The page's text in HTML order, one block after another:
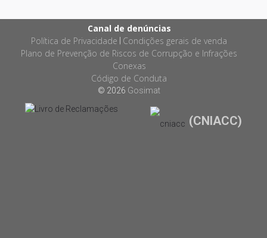
Canal de denúncias
Política de Privacidade Condições gerais de venda
Plano de Prevenção de Riscos de Corrupção e Infrações
Conexas
Código de Conduta
© 2026 Gosimat
(CNIACC)